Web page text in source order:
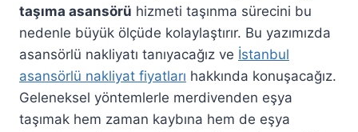
taşıma asansörü hizmeti taşınma sürecini bu
nedenle büyük ölçüde kolaylaştırır. Bu yazımızda
asansörlü nakliyatı tanıyacağız ve İstanbul
asansörlü nakliyat fiyatları hakkında konuşacağız.
Geleneksel yöntemlerle merdivenden eşya
taşımak hem zaman kaybına hem de eşya